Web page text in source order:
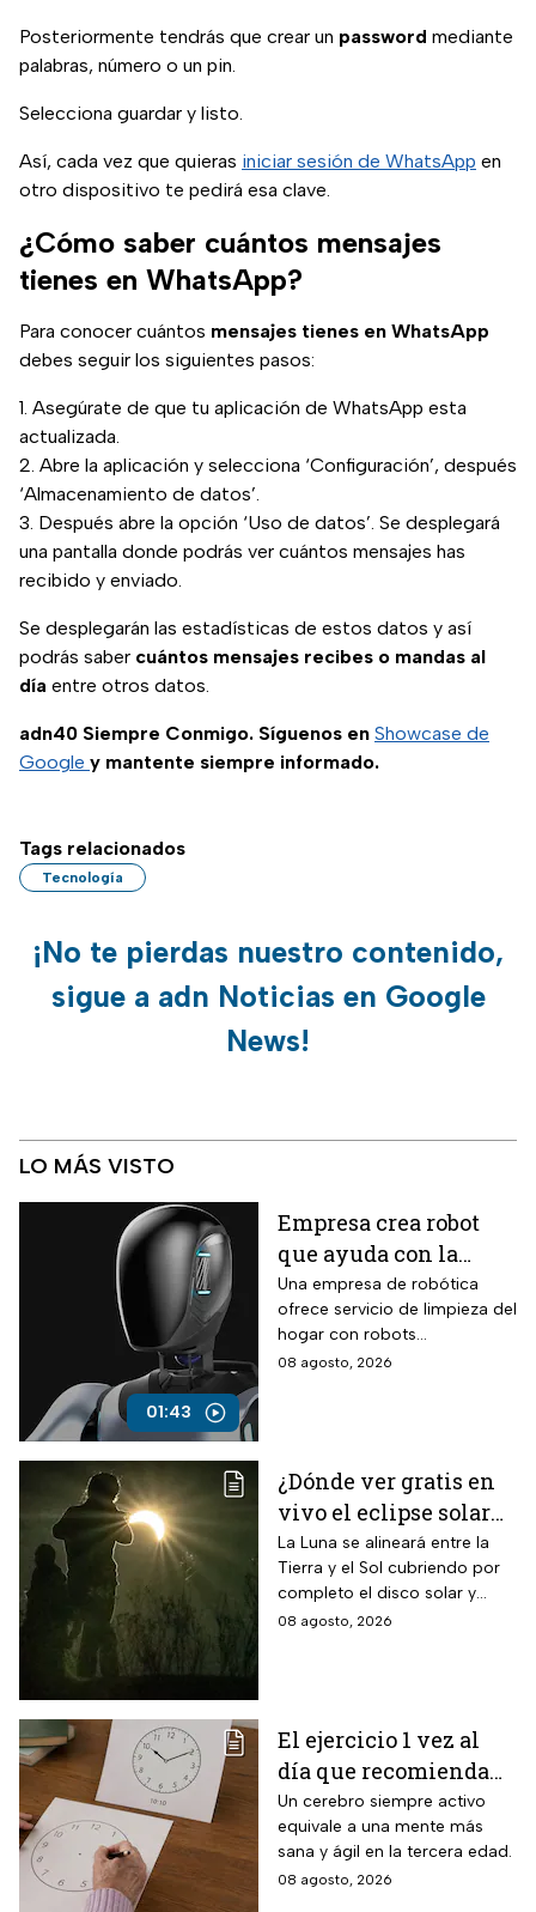
Posteriormente tendrás que crear un password mediante
palabras, número o un pin.
Selecciona guardar y listo.
Así, cada vez que quieras iniciar sesión de WhatsApp en
otro dispositivo te pedirá esa clave.
¿Cómo saber cuántos mensajes
tienes en WhatsApp?
Para conocer cuántos mensajes tienes en WhatsApp
debes seguir los siguientes pasos:
Asegúrate de que tu aplicación de WhatsApp esta
actualizada.
Abre la aplicación y selecciona ‘Configuración’, después
‘Almacenamiento de datos’.
Después abre la opción ‘Uso de datos’. Se desplegará
una pantalla donde podrás ver cuántos mensajes has
recibido y enviado.
Se desplegarán las estadísticas de estos datos y así
podrás saber cuántos mensajes recibes o mandas al
día entre otros datos.
adn40 Siempre Conmigo. Síguenos en Showcase de
Google y mantente siempre informado.
Tags relacionados
Tecnología
¡No te pierdas nuestro contenido,
sigue a adn Noticias en Google
News!
LO MÁS VISTO
01:43
Empresa crea robot
que ayuda con la
limpieza del hogar
Una empresa de robótica
ofrece servicio de limpieza del
hogar con robots
humanoides por 30 dólares la
08 agosto, 2026
¿Dónde ver gratis en
vivo el eclipse solar
en México?
La Luna se alineará entre la
Tierra y el Sol cubriendo por
completo el disco solar y
generará oscuridad diurna, un
08 agosto, 2026
El ejercicio 1 vez al
día que recomienda
INAPAM para adultos
mayores para mejorar
la percepción motora
y la capacidad de
Un cerebro siempre activo
equivale a una mente más
sana y ágil en la tercera edad.
08 agosto, 2026